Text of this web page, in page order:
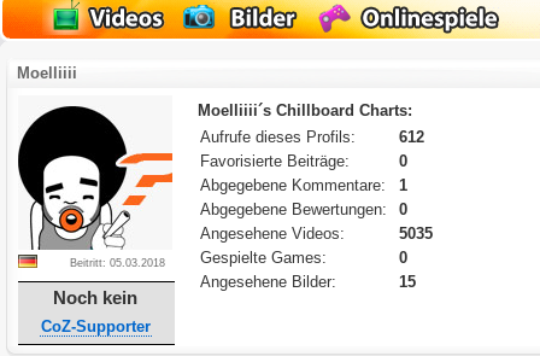
Moelliiii
Beitritt: 05.03.2018
Noch kein
CoZ-Supporter
Moelliiii´s Chillboard Charts:
Aufrufe dieses Profils:
612
Favorisierte Beiträge:
0
Abgegebene Kommentare:
1
Abgegebene Bewertungen:
0
Angesehene Videos:
5035
Gespielte Games:
0
Angesehene Bilder:
15